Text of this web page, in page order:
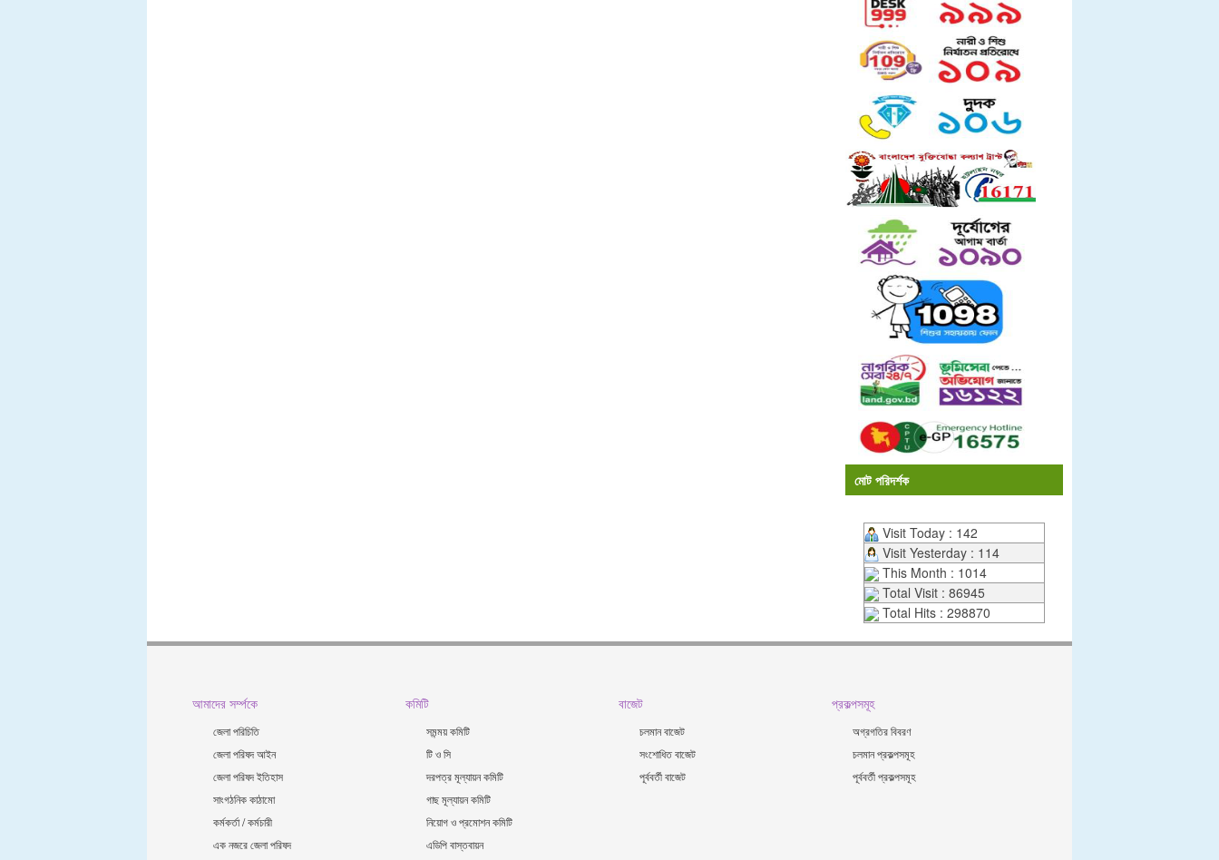
মোট পরিদর্শক
Visit Today : 142
Visit Yesterday : 114
This Month : 1014
Total Visit : 86945
Total Hits : 298870
আমাদের সর্ম্পকে
জেলা পরিচিতি
জেলা পরিষদ আইন
জেলা পরিষদ ইতিহাস
সাংগঠনিক কাঠামো
কর্মকর্তা / কর্মচারী
এক নজরে জেলা পরিষদ
কমিটি
সমন্ময় কমিটি
টি ও সি
দরপত্র মূল্যায়ন কমিটি
গাছ মূল্যায়ন কমিটি
নিয়োগ ও প্রমোশন কমিটি
এডিপি বাস্তবায়ন
বাজেট
চলমান বাজেট
সংশোধিত বাজেট
পূর্ববর্তী বাজেট
প্রকল্পসমূহ
অগ্রগতির বিবরণ
চলমান প্রকল্পসমূহ
পূর্ববর্তী প্রকল্পসমূহ